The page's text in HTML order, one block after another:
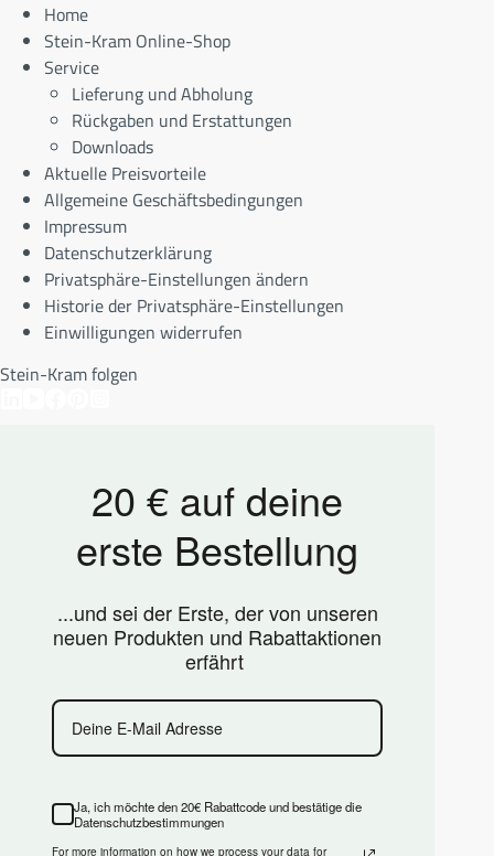
Home
Stein-Kram Online-Shop
Service
Lieferung und Abholung
Rückgaben und Erstattungen
Downloads
Aktuelle Preisvorteile
Allgemeine Geschäftsbedingungen
Impressum
Datenschutzerklärung
Privatsphäre-Einstellungen ändern
Historie der Privatsphäre-Einstellungen
Einwilligungen widerrufen
Stein-Kram folgen
20 € auf deine
erste Bestellung
...und sei der Erste, der von unseren
neuen Produkten und Rabattaktionen
erfährt
Ja, ich möchte den 20€ Rabattcode und bestätige die
Datenschutzbestimmungen
For more information on how we process your data for